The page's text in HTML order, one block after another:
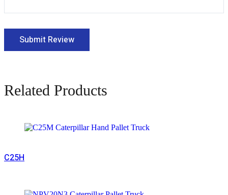
Related Products
C25H